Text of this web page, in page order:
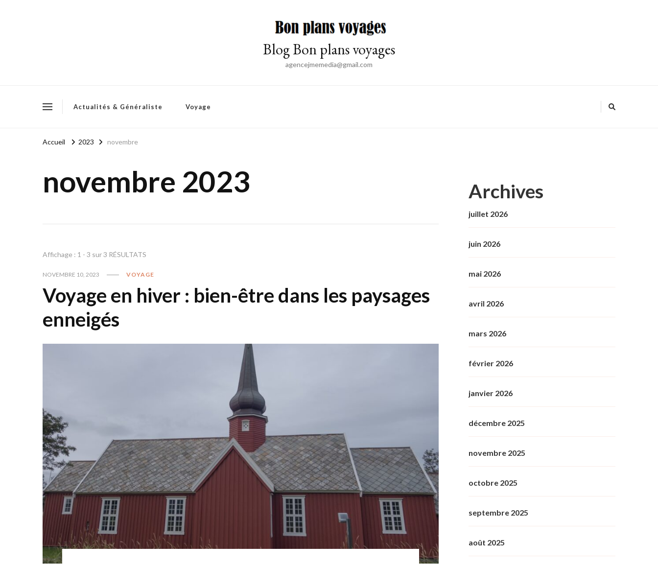
Blog Bon plans voyages
agencejmemedia@gmail.com
Actualités & Généraliste Voyage
Accueil 2023 novembre
novembre 2023
Affichage : 1 - 3 sur 3 RÉSULTATS
NOVEMBRE 10, 2023 VOYAGE
Voyage en hiver : bien-être dans les paysages
enneigés
Archives
juillet 2026
juin 2026
mai 2026
avril 2026
mars 2026
février 2026
janvier 2026
décembre 2025
novembre 2025
octobre 2025
septembre 2025
août 2025